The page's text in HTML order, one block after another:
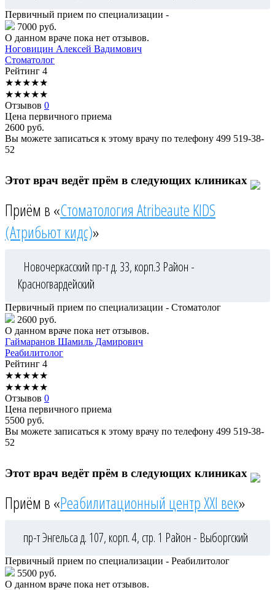
Первичный прием по специализации -
7000 руб.
О данном враче пока нет отзывов.
Ноговицин Алексей Вадимович
Стоматолог
Рейтинг 4
★★★★★
★★★★★
Отзывов 0
Цена первичного приема
2600 руб.
Вы можете записаться к этому врачу по телефону 499 519-38-
52
Этот врач ведёт прём в следующих клиниках
Приём в «Стоматология Atribeaute KIDS
(Атрибьют кидс)»
Новочеркасский пр-т д. 33, корп.3 Район -
Красногвардейский
Первичный прием по специализации - Стоматолог
2600 руб.
О данном враче пока нет отзывов.
Гаймаранов Шамиль Дамирович
Реабилитолог
Рейтинг 4
★★★★★
★★★★★
Отзывов 0
Цена первичного приема
5500 руб.
Вы можете записаться к этому врачу по телефону 499 519-38-
52
Этот врач ведёт прём в следующих клиниках
Приём в «Реабилитационный центр XXI век»
пр-т Энгельса д. 107, корп. 4, стр. 1 Район - Выборгский
Первичный прием по специализации - Реабилитолог
5500 руб.
О данном враче пока нет отзывов.